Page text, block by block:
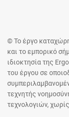
© Το έργο
και το εμπορικό
ιδιοκτησία της
του έργου σε
τεχνητής
τεχνολογιών,